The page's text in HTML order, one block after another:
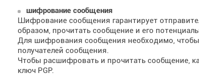
шифрование сообщения
Шифрование сообщения гарантирует
образом, прочитать сообщение и его
Для шифрования сообщения необходимо,
получателей сообщения.
Чтобы расшифровать и прочитать сообщение,
ключ PGP.